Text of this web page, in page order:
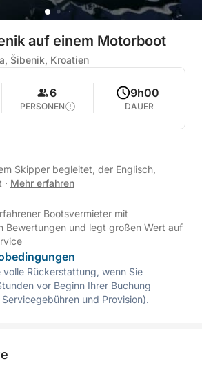
auf einem Motorboot
Šibenik, Kroatien
6
PERSONEN
9h00
DAUER
Skipper begleitet, der Englisch,
· Mehr erfahren
Bootsvermieter mit
Bewertungen und legt großen Wert auf
volle Rückerstattung, wenn Sie
vor Beginn Ihrer Buchung
und Provision).